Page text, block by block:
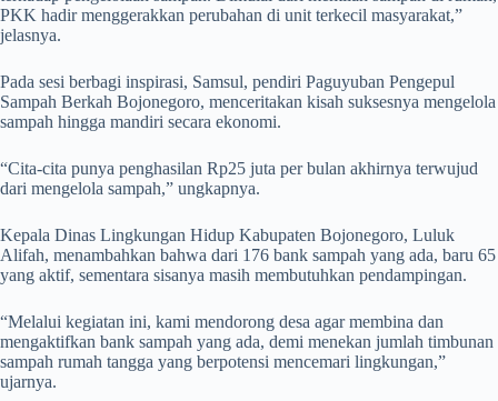
PKK hadir menggerakkan perubahan di unit terkecil masyarakat,”
jelasnya.
Pada sesi berbagi inspirasi, Samsul, pendiri Paguyuban Pengepul
Sampah Berkah Bojonegoro, menceritakan kisah suksesnya mengelola
sampah hingga mandiri secara ekonomi.
“Cita-cita punya penghasilan Rp25 juta per bulan akhirnya terwujud
dari mengelola sampah,” ungkapnya.
Kepala Dinas Lingkungan Hidup Kabupaten Bojonegoro, Luluk
Alifah, menambahkan bahwa dari 176 bank sampah yang ada, baru 65
yang aktif, sementara sisanya masih membutuhkan pendampingan.
“Melalui kegiatan ini, kami mendorong desa agar membina dan
mengaktifkan bank sampah yang ada, demi menekan jumlah timbunan
sampah rumah tangga yang berpotensi mencemari lingkungan,”
ujarnya.